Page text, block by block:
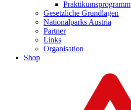
Praktikumsprogramm
Gesetzliche Grundlagen
Nationalparks Austria
Partner
Links
Organisation
Shop